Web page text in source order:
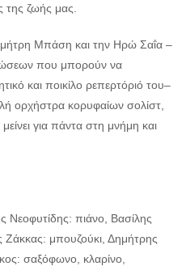
της ζωής μας.
Μπάση και την Ηρώ Σαΐα –
που μπορούν να
και ποικίλο ρεπερτόριό του–
ορχήστρα κορυφαίων σολίστ,
για πάντα στη μνήμη και
Νεοφυτίδης: πιάνο, Βασίλης
μπουζούκι, Δημήτρης
σαξόφωνο, κλαρίνο,